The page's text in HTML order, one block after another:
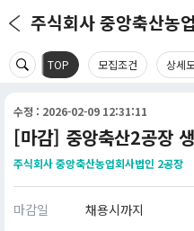
TOP 모집조건 상세
수정 : 2026-02-09 12:31:11
[마감] 중앙축산2공장
주식회사 중앙축산농업회사법인 2공장
마감일
채용시까지